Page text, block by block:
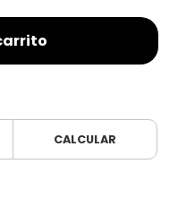
CALCULAR